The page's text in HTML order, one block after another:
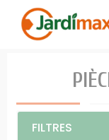
FILTRES
Panneau de gestion